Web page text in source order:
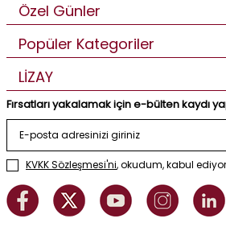
Özel Günler
Popüler Kategoriler
LİZAY
Fırsatları yakalamak için e-bülten kaydı
KVKK Sözleşmesi'ni, okudum, kabul